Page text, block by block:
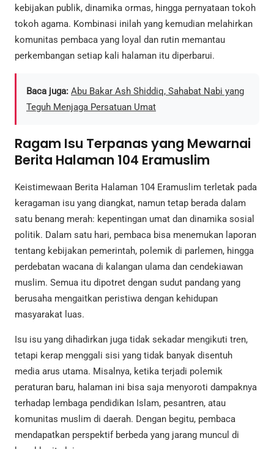
kebijakan publik, dinamika ormas, hingga pernyataan tokoh
tokoh agama. Kombinasi inilah yang kemudian melahirkan
komunitas pembaca yang loyal dan rutin memantau
perkembangan setiap kali halaman itu diperbarui.
Baca juga: Abu Bakar Ash Shiddiq, Sahabat Nabi yang
Teguh Menjaga Persatuan Umat
Ragam Isu Terpanas yang Mewarnai
Berita Halaman 104 Eramuslim
Keistimewaan Berita Halaman 104 Eramuslim terletak pada
keragaman isu yang diangkat, namun tetap berada dalam
satu benang merah: kepentingan umat dan dinamika sosial
politik. Dalam satu hari, pembaca bisa menemukan laporan
tentang kebijakan pemerintah, polemik di parlemen, hingga
perdebatan wacana di kalangan ulama dan cendekiawan
muslim. Semua itu dipotret dengan sudut pandang yang
berusaha mengaitkan peristiwa dengan kehidupan
masyarakat luas.
Isu isu yang dihadirkan juga tidak sekadar mengikuti tren,
tetapi kerap menggali sisi yang tidak banyak disentuh
media arus utama. Misalnya, ketika terjadi polemik
peraturan baru, halaman ini bisa saja menyoroti dampaknya
terhadap lembaga pendidikan Islam, pesantren, atau
komunitas muslim di daerah. Dengan begitu, pembaca
mendapatkan perspektif berbeda yang jarang muncul di